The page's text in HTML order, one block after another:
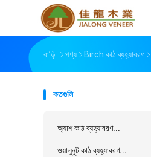
বাড়ি পণ্য Birch কাঠ ব্যহ্যাবরণ
কতগুলি
অ্যাশ কাঠ ব্যহ্যাবরণ...
ওয়ালুনুট কাঠ ব্যহ্যাবরণ...